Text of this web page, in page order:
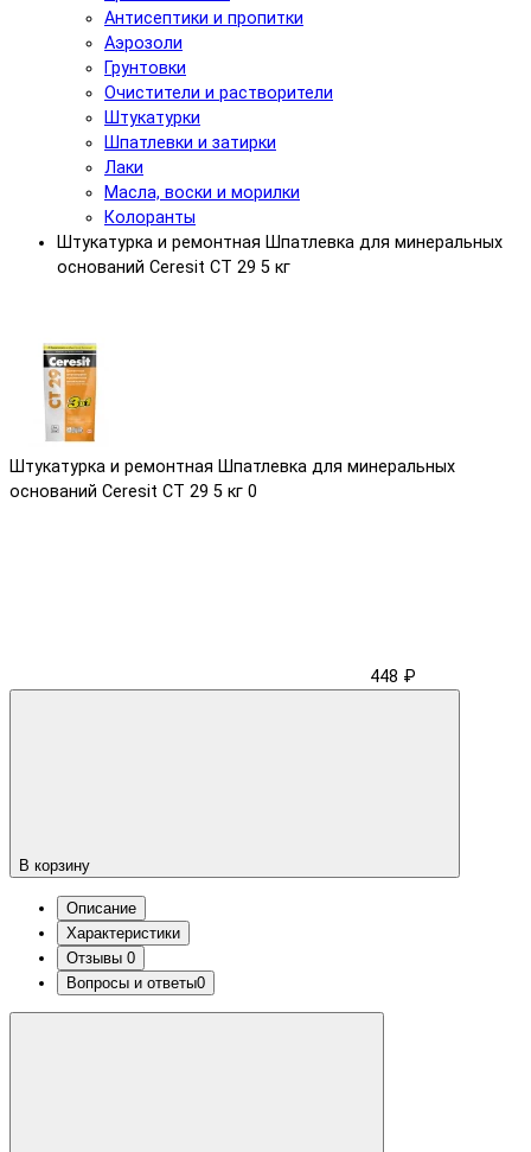
Антисептики и пропитки
Аэрозоли
Грунтовки
Очистители и растворители
Штукатурки
Шпатлевки и затирки
Лаки
Масла, воски и морилки
Колоранты
Штукатурка и ремонтная Шпатлевка для минеральных
оснований Ceresit СТ 29 5 кг
Штукатурка и ремонтная Шпатлевка для минеральных
оснований Ceresit СТ 29 5 кг 0
448 ₽
В корзину
Описание
Характеристики
Отзывы 0
Вопросы и ответы0